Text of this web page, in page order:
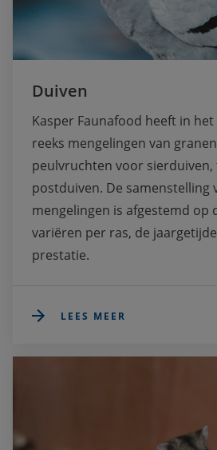
Duiven
Kasper Faunafood heeft in
reeks mengelingen van
peulvruchten voor
postduiven. De samenstelling
mengelingen is afgestemd op
variëren per ras, de
prestatie.
LEES MEER